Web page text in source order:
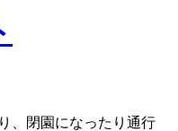
、閉園になったり通行